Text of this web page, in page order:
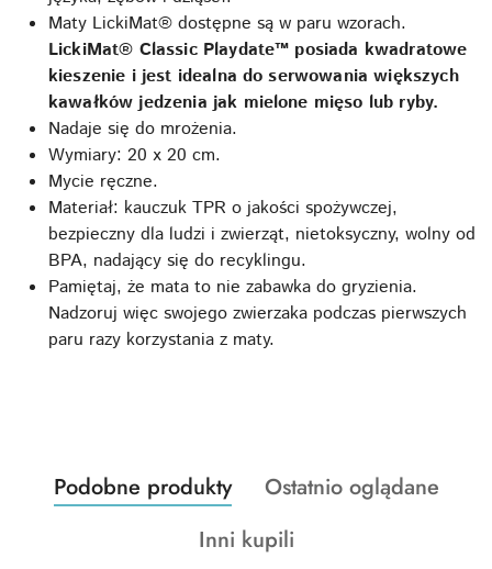
Maty LickiMat® dostępne są w paru wzorach.
LickiMat® Classic Playdate™ posiada kwadratowe
kieszenie i jest idealna do serwowania większych
kawałków jedzenia jak mielone mięso lub ryby.
Nadaje się do mrożenia.
Wymiary: 20 x 20 cm.
Mycie ręczne.
Materiał: kauczuk TPR o jakości spożywczej,
bezpieczny dla ludzi i zwierząt, nietoksyczny, wolny od
BPA, nadający się do recyklingu.
Pamiętaj, że mata to nie zabawka do gryzienia.
Nadzoruj więc swojego zwierzaka podczas pierwszych
paru razy korzystania z maty.
Pomiń karuzelę produktów
Produkty
o
Podobne produkty
Produkty
statusie:
Ostatnio oglądane
Produkty
Inni kupili